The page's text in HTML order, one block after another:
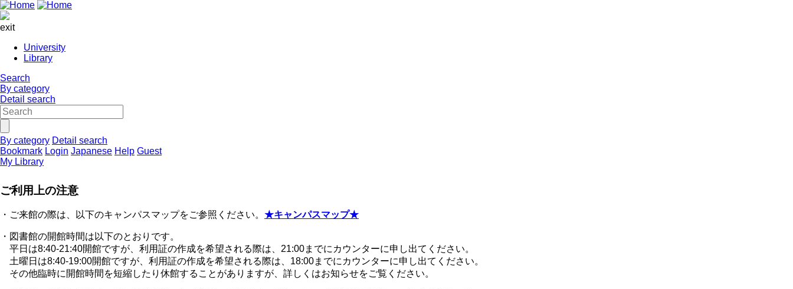
exit
University
Library
Search
By category
Detail search
By category Detail search
Bookmark Login Japanese Help Guest
My Library
ご利用上の注意
・ご来館の際は、以下のキャンパスマップをご参照ください。 ★キャンパスマップ★
・図書館の開館時間は以下のとおりです。
平日は8:40-21:40開館ですが、利用証の作成を希望される際は、21:00までにカウンターに申し出てください。
土曜日は8:40-19:00開館ですが、利用証の作成を希望される際は、18:00までにカウンターに申し出てください。
その他臨時に開館時間を短縮したり休館することがありますが、詳しくはお知らせをご覧ください。